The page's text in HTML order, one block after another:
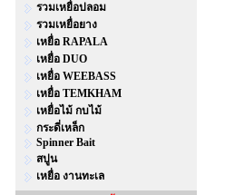
รวมเหยื่อปลอม
รวมเหยื่อยาง
เหยื่อ RAPALA
เหยื่อ DUO
เหยื่อ WEEBASS
เหยื่อ TEMKHAM
เหยื่อไม้ กบไม้
กระดี่เหล็ก
Spinner Bait
สปูน
เหยื่อ งานทะเล